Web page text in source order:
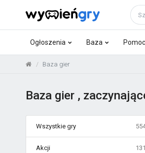
Ogłoszenia Baza Pomoc
Baza gier
Baza gier ,
Wszystkie gry
Akcji